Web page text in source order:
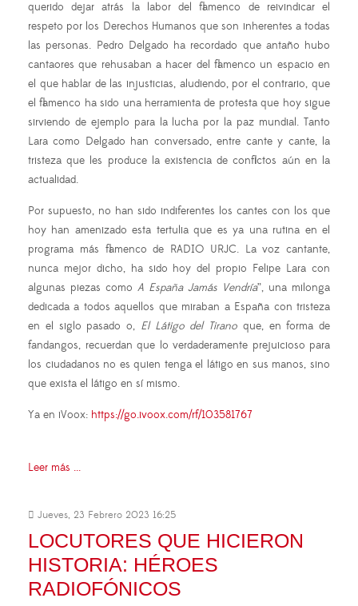
querido dejar atrás la labor del flamenco de reivindicar el
respeto por los Derechos Humanos que son inherentes a todas
las personas. Pedro Delgado ha recordado que antaño hubo
cantaores que rehusaban a hacer del flamenco un espacio en
el que hablar de las injusticias, aludiendo, por el contrario, que
el flamenco ha sido una herramienta de protesta que hoy sigue
sirviendo de ejemplo para la lucha por la paz mundial. Tanto
Lara como Delgado han conversado, entre cante y cante, la
tristeza que les produce la existencia de conflictos aún en la
actualidad.
Por supuesto, no han sido indiferentes los cantes con los que
hoy han amenizado esta tertulia que es ya una rutina en el
programa más flamenco de RADIO URJC. La voz cantante,
nunca mejor dicho, ha sido hoy del propio Felipe Lara con
algunas piezas como A España Jamás Vendría”, una milonga
dedicada a todos aquellos que miraban a España con tristeza
en el siglo pasado o, El Látigo del Tirano que, en forma de
fandangos, recuerdan que lo verdaderamente prejuicioso para
los ciudadanos no es quien tenga el látigo en sus manos, sino
que exista el látigo en sí mismo.
Ya en iVoox: https://go.ivoox.com/rf/103581767
Leer más ...
Jueves, 23 Febrero 2023 16:25
LOCUTORES QUE HICIERON
HISTORIA: HÉROES
RADIOFÓNICOS